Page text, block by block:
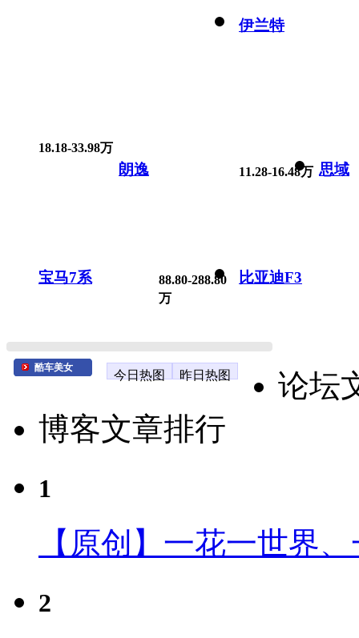
伊兰特
18.18-33.98万
朗逸 11.28-16.48万 思域
宝马7系
88.80-288.80
万
比亚迪F3
酷车美女
今日热图 昨日热图
论坛
博客文章排行
1
【原创】一花一世界
2